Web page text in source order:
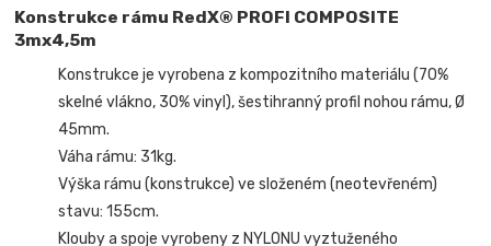
Konstrukce rámu RedX® PROFI COMPOSITE
3mx4,5m
Konstrukce je vyrobena z kompozitního materiálu (70%
skelné vlákno, 30% vinyl), šestihranný profil nohou rámu, Ø
45mm.
Váha rámu: 31kg.
Výška rámu (konstrukce) ve složeném (neotevřeném)
stavu: 155cm.
Klouby a spoje vyrobeny z NYLONU vyztuženého